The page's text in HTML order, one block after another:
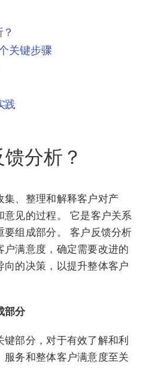
关键步骤
践
分析？
集、整理和解释客户对产
意见的过程。 它是客户关系
要组成部分。 客户反馈分析
户满意度，确定需要改进的
的决策，以提升整体客户
部分
部分，对于有效了解和利
服务和整体客户满意度至关